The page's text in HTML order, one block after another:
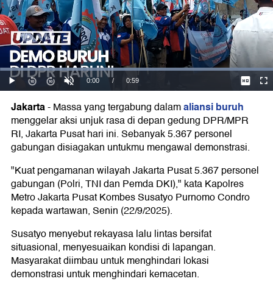
Jakarta-Massa yang tergabung dalamaliansi buruh
menggelar aksi unjuk rasa di depan gedung DPR/MPR
RI, Jakarta Pusat hari ini. Sebanyak 5.367 personel
gabungan disiagakan untukmu mengawal demonstrasi.
"Kuat pengamanan wilayah Jakarta Pusat 5.367 personel
gabungan (Polri, TNI dan Pemda DKI)," kata Kapolres
Metro Jakarta Pusat Kombes Susatyo Purnomo Condro
kepada wartawan, Senin (22/9/2025).
Susatyo menyebut rekayasa lalu lintas bersifat
situasional, menyesuaikan kondisi di lapangan.
Masyarakat diimbau untuk menghindari lokasi
demonstrasi untuk menghindari kemacetan.